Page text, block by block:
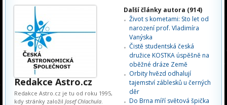
Redakce Astro.cz
Redakce Astro.cz je tu od roku 1995,
kdy stránky založil Josef Chlachula.
Další články autora (914)
Život s kometami: Sto let od
narození prof. Vladimíra
Vanýska
Čistě studentská česká
družice KOSTKA úspěšně na
oběžné dráze Země
Orbity hvězd odhalují
tajemství záblesků u černých
děr
Do Brna míří světová špička